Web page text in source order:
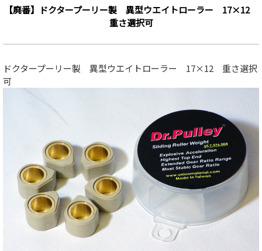
【廃番】ドクタープーリー製 異型ウエイトローラー 17×12
重さ選択可
ドクタープーリー製 異型ウエイトローラー 17×12 重さ選択
可